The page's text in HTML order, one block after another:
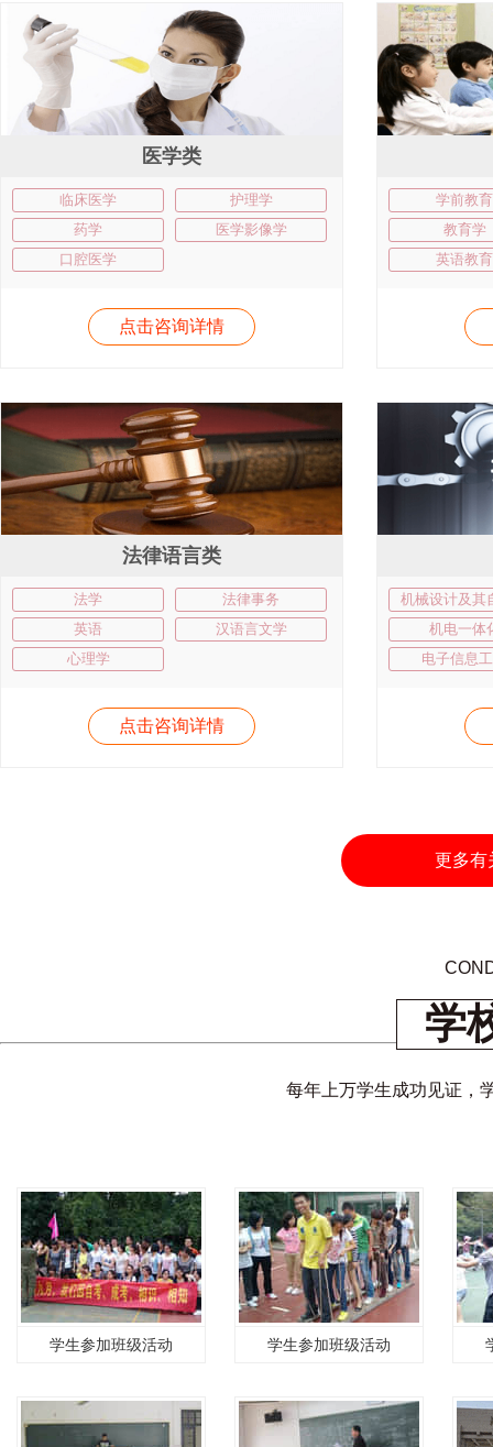
医学类
临床医学
护理学
药学
医学影像学
口腔医学
点击咨询详情
学前教育
教育学
英语教育
法律语言类
法学
法律事务
英语
汉语言文学
心理学
点击咨询详情
机械设计及其
机电一体
电子信息
更多有
学
每年上万学生成功见证，
学生参加班级活动 学生参加班级活动